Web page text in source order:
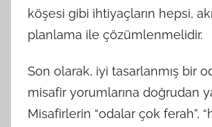
köşesi gibi ihtiyaçların hepsi,
planlama ile çözümlenmelidir.
Son olarak, iyi tasarlanmış bir
misafir yorumlarına doğrudan
Misafirlerin “odalar çok ferah”,